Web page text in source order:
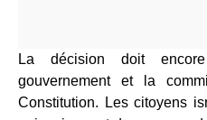
La décision doit
gouvernement et la
Constitution. Les citoyens